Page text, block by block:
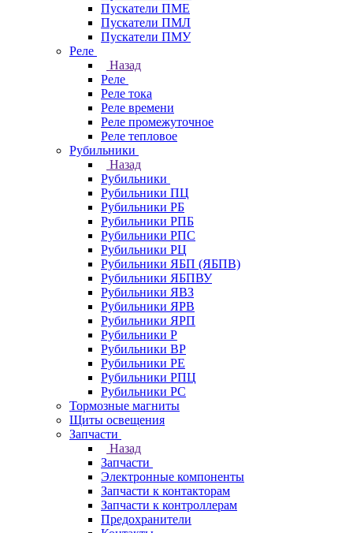
Пускатели ПМЕ
Пускатели ПМЛ
Пускатели ПМУ
Реле
Назад
Реле
Реле тока
Реле времени
Реле промежуточное
Реле тепловое
Рубильники
Назад
Рубильники
Рубильники ПЦ
Рубильники РБ
Рубильники РПБ
Рубильники РПС
Рубильники РЦ
Рубильники ЯБП (ЯБПВ)
Рубильники ЯБПВУ
Рубильники ЯВЗ
Рубильники ЯРВ
Рубильники ЯРП
Рубильники Р
Рубильники ВР
Рубильники РЕ
Рубильники РПЦ
Рубильники РС
Тормозные магниты
Щиты освещения
Запчасти
Назад
Запчасти
Электронные компоненты
Запчасти к контакторам
Запчасти к контроллерам
Предохранители